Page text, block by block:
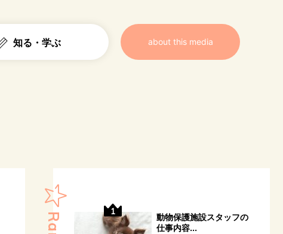
知る・学ぶ about this media
動物保護施設スタッフの
仕事内容...